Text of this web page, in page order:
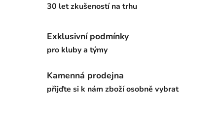
30 let zkušeností na trhu
Exklusivní podmínky
pro kluby a týmy
Kamenná prodejna
přijďte si k nám zboží osobně vybrat